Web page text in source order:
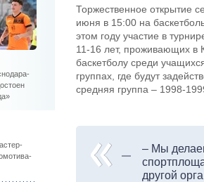
Торжественное открытие
июня в 15:00 на
этом году участие в
11-16 лет, проживающих в
баскетболу среди
группах, где будут
средняя группа – 1998-
– Мы
другой